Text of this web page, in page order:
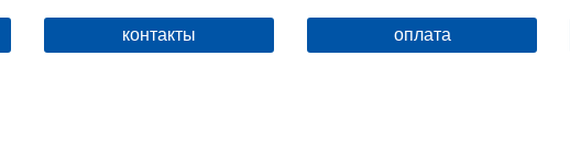
контакты оплата